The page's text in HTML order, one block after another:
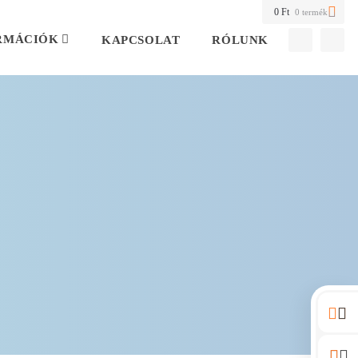
KAPCSOLAT RÓLUNK
0Ft 0 termék